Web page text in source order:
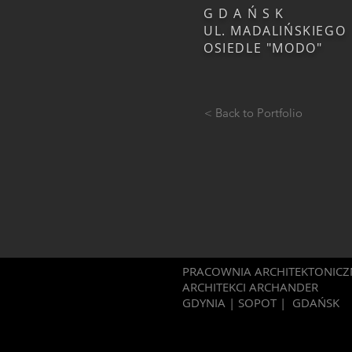
G D A Ń S K
UL.
OSIEDLE "MODO"
< Back to Portfolio
PRACOWNIA
ARCHITEKCI ARCHANDER
GDYNIA | SOPOT | GDAŃSK